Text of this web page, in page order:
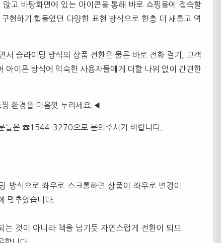
고 바탕화면에 있는 아이콘을 통해 바로 쇼핑몰에 접속할
현하기 힘들었던 다양한 표현 방식으로 한층 더 새롭고 역
슬라이딩 방식의 상품 전환은 물론 바로 전화 걸기, 고객
아이폰 방식에 익숙한 사용자들에게 더할 나위 없이 간편한
환경을 마음껏 누리세요.◀
들은 ☎1544-3270으로 문의주시기 바랍니다.
방식으로 좌우로 스크롤하면 상품이 좌우로 변경이
맞추었습니다.
것이 아니라 책을 넘기듯 자연스럽게 전환이 되므